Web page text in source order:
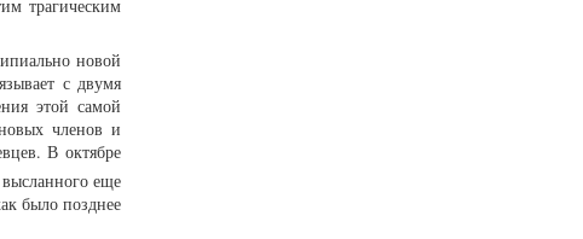
трагическим
новой
с двумя
этой самой
членов и
В октябре
еще
было позднее